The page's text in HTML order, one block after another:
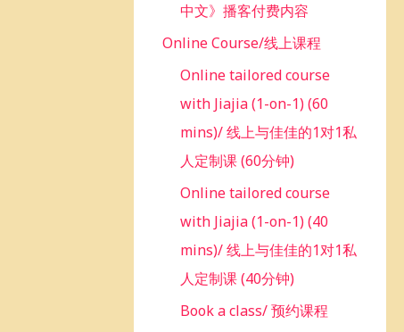
中文》播客付费内容
Online Course/线上课程
Online tailored course
with Jiajia (1-on-1) (60
mins)/ 线上与佳佳的1对1私
人定制课 (60分钟)
Online tailored course
with Jiajia (1-on-1) (40
mins)/ 线上与佳佳的1对1私
人定制课 (40分钟)
Book a class/ 预约课程